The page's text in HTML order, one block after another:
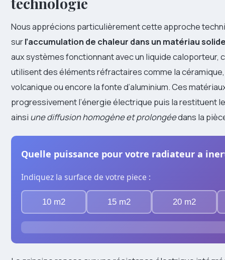
Nous apprécions particulièrement cette approche
surl’accumulation de chaleur dans un matériau
aux systèmes fonctionnant avec un liquide caloporteur,
utilisent des éléments réfractaires comme la
volcanique ou encore la fonte d’aluminium. Ces
progressivement l’énergie électrique puis la restituent
ainsi une diffusion homogène et prolongéedans la
Quelle puissance pour votre radiateur a
Indiquez la surface de votre piece :
10 m2 15 m2 20 m2